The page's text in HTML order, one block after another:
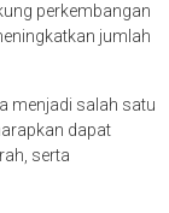
perkembangan
jumlah
menjadi salah satu
dapat
serta